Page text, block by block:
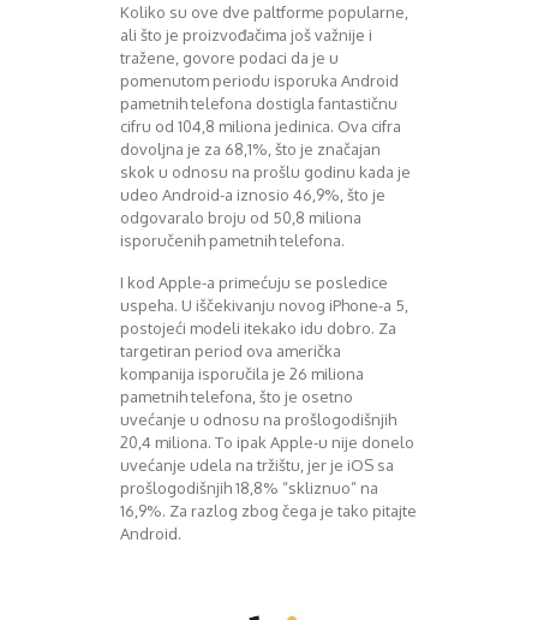
August 2014
Septembar 2014
Novembar 2014
Januar 2015
Februar 2015
Mart 2015
Juni 2015
Juli 2015
August 2015
Oktobar 2015
Decembar 2015
Januar 2016
Februar 2016
Mart 2016
Koliko su ove dve paltforme popularne,
ali što je proizvođačima još važnije i
tražene, govore podaci da je u
pomenutom periodu isporuka Android
pametnih telefona dostigla fantastičnu
cifru od 104,8 miliona jedinica. Ova cifra
dovoljna je za 68,1%, što je značajan
skok u odnosu na prošlu godinu kada je
udeo Android-a iznosio 46,9%, što je
odgovaralo broju od 50,8 miliona
isporučenih pametnih telefona.
I kod Apple-a primećuju se posledice
uspeha. U iščekivanju novog iPhone-a 5,
postojeći modeli itekako idu dobro. Za
targetiran period ova američka
kompanija isporučila je 26 miliona
pametnih telefona, što je osetno
uvećanje u odnosu na prošlogodišnjih
20,4 miliona. To ipak Apple-u nije donelo
uvećanje udela na tržištu, jer je iOS sa
prošlogodišnjih 18,8% “skliznuo” na
16,9%. Za razlog zbog čega je tako pitajte
Android.